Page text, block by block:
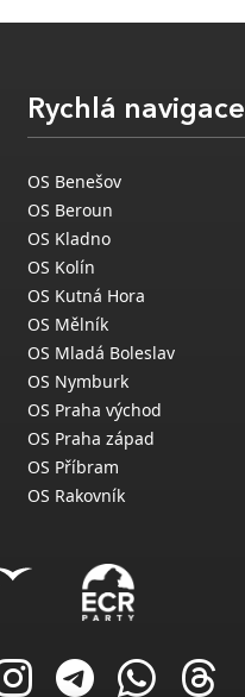
Rychlá navigace
OS Benešov
OS Beroun
OS Kladno
OS Kolín
OS Kutná Hora
OS Mělník
OS Mladá Boleslav
OS Nymburk
OS Praha východ
OS Praha západ
OS Příbram
OS Rakovník